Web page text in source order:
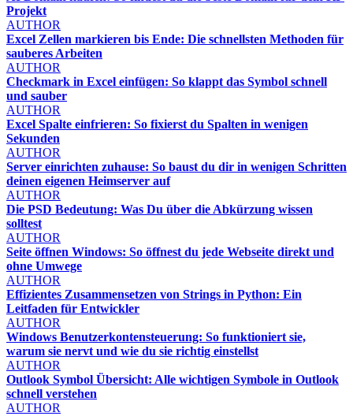
Projekt
AUTHOR
Excel Zellen markieren bis Ende: Die schnellsten Methoden für
sauberes Arbeiten
AUTHOR
Checkmark in Excel einfügen: So klappt das Symbol schnell
und sauber
AUTHOR
Excel Spalte einfrieren: So fixierst du Spalten in wenigen
Sekunden
AUTHOR
Server einrichten zuhause: So baust du dir in wenigen Schritten
deinen eigenen Heimserver auf
AUTHOR
Die PSD Bedeutung: Was Du über die Abkürzung wissen
solltest
AUTHOR
Seite öffnen Windows: So öffnest du jede Webseite direkt und
ohne Umwege
AUTHOR
Effizientes Zusammensetzen von Strings in Python: Ein
Leitfaden für Entwickler
AUTHOR
Windows Benutzerkontensteuerung: So funktioniert sie,
warum sie nervt und wie du sie richtig einstellst
AUTHOR
Outlook Symbol Übersicht: Alle wichtigen Symbole in Outlook
schnell verstehen
AUTHOR